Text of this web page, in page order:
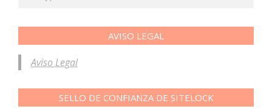
AVISO LEGAL
Aviso Legal
SELLO DE CONFIANZA DE SITELOCK